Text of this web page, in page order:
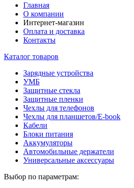
Главная
О компании
Интернет-магазин
Оплата и доставка
Контакты
Каталог товаров
Зарядные устройства
УМБ
Защитные стекла
Защитные пленки
Чехлы для телефонов
Чехлы для планшетов/E-book
Кабели
Блоки питания
Аккумуляторы
Автомобильные держатели
Универсальные аксессуары
Выбор по параметрам: